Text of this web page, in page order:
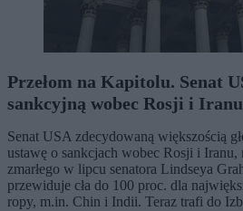
Przełom na Kapitolu. Senat
sankcyjną wobec Rosji i Iranu
Senat USA zdecydowaną większością
ustawę o sankcjach wobec Rosji i Iranu,
zmarłego w lipcu senatora Lindseya
przewiduje cła do 100 proc. dla
ropy, m.in. Chin i Indii. Teraz trafi do